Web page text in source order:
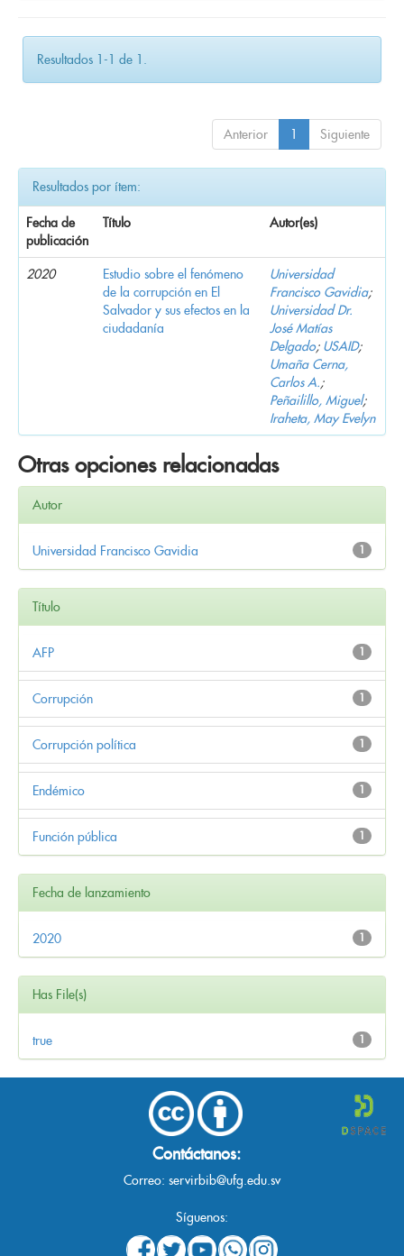
Resultados 1-1 de 1.
Anterior 1 Siguiente
Resultados por ítem:
Fecha de
publicación
Título Autor(es)
2020
Estudio sobre el fenómeno
de la corrupción en El
Salvador y sus efectos en la
ciudadanía
Universidad
Francisco Gavidia;
Universidad Dr.
José Matías
Delgado; USAID;
Umaña Cerna,
Carlos A.;
Peñailillo, Miguel;
Iraheta, May Evelyn
Otras opciones relacionadas
Autor
1
Universidad Francisco Gavidia
Título
1
AFP
1
Corrupción
1
Corrupción política
1
Endémico
1
Función pública
Fecha de lanzamiento
1
2020
Has File(s)
1
true
Contáctanos:
Correo: servirbib@ufg.edu.sv
Síguenos: